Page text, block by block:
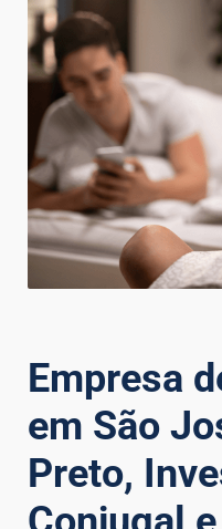
Empresa
em São
Preto,